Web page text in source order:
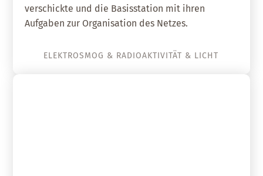
verschickte und die Basisstation mit ihren
Aufgaben zur Organisation des Netzes.
ELEKTROSMOG & RADIOAKTIVITÄT & LICHT